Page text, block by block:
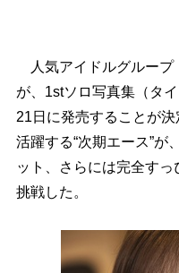
人気アイドルグループ
が、1stソロ写真集（タ
21日に発売することが
活躍する“次期エース”が
ット、さらには完全す
挑戦した。